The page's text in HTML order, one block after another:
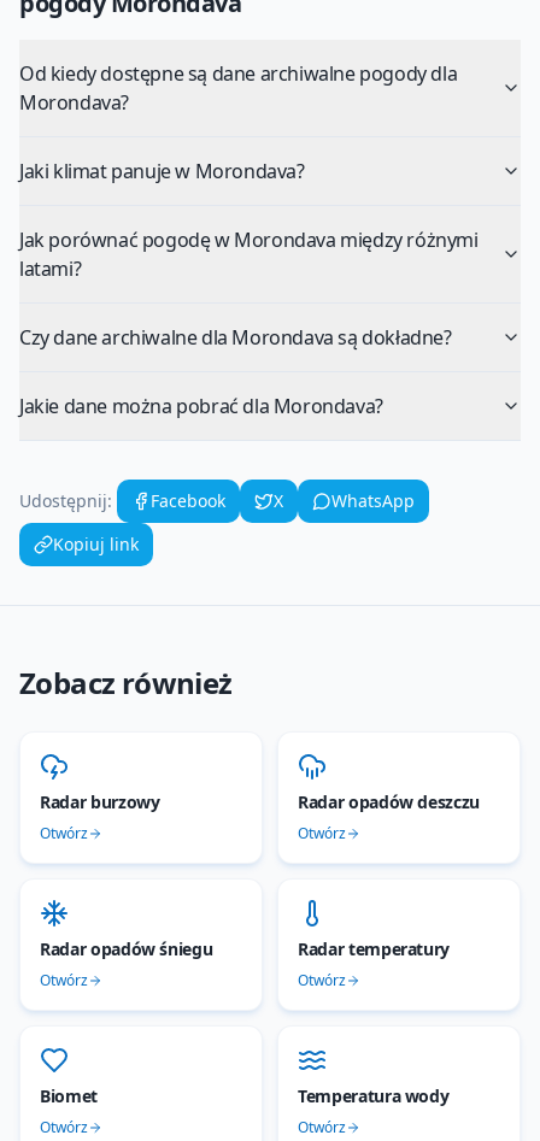
Od kiedy dostępne są dane archiwalne pogody dla
Morondava?
Jaki klimat panuje w Morondava?
Jak porównać pogodę w Morondava między różnymi
latami?
Czy dane archiwalne dla Morondava są dokładne?
Jakie dane można pobrać dla Morondava?
Udostępnij: Facebook X
WhatsApp
Kopiuj link
Zobacz również
Radar burzowy
Otwórz
Radar opadów deszczu
Otwórz
Radar opadów śniegu
Otwórz
Radar temperatury
Otwórz
Biomet
Otwórz
Temperatura wody
Otwórz